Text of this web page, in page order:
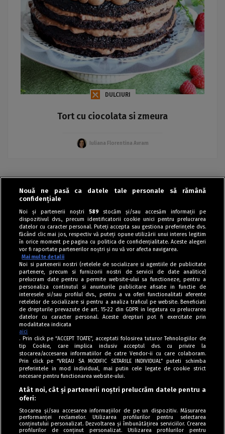
DULCIURI
Tort cu ciocolata si zmeura
Iuliana Florentina Avram
« ‹ › »
Tag index
Program Antena 1
Politica de cookies
Nouă ne pasă ca datele tale personale să rămână
confidențiale
Noi și partenerii noștri 589 stocăm și/sau accesăm informații pe
dispozitivul dvs., precum identificatorii cookie unici pentru prelucrarea
datelor cu caracter personal. Puteți accepta sau gestiona preferințele dvs.
făcând clic mai jos, respectiv vă puteți opune utilizării unui interes legitim
în orice moment pe pagina cu politica de confidențialitate. Aceste alegeri
vor fi raportate partenerilor noștri și nu vă vor afecta navigarea.
Mai multe detalii
Noi si partenerii nostri (retelele de socializare si agentiile de publicitate
partenere, precum si furnizorii nostri de servicii de date analitice)
prelucram date pentru a permite website-ului sa functioneze, pentru a
personaliza continutul si anunturile publicitare afisate in functie de
interesele si/sau profilul dvs., pentru a va oferi functionalitati aferente
retelelor de socializare si pentru a analiza traficul pe website. Beneficiati
de drepturile prevazute de art. 15-22 din GDPR in legatura cu prelucrarea
datelor cu caracter personal. Aceste drepturi pot fi exercitate prin
modalitatea indicata
aici
. Prin click pe “ACCEPT TOATE”, acceptati folosirea tuturor Tehnologiilor de
tip Cookie, care implica inclusiv acceptul dvs. cu privire la
stocarea/accesarea informatiilor de catre Vendor-ii cu care colaboram.
Prin click pe “VREAU SA MODIFIC SETARILE INDIVIDUAL” puteti schimba
preferintele in mod individual, mai putin cele legate de cookie strict
necesare pentru functionarea website-ului.
Atât noi, cât și partenerii noștri prelucrăm datele pentru a
oferi:
Stocarea și/sau accesarea informațiilor de pe un dispozitiv. Măsurarea
performanței reclamelor. Utilizarea profilurilor pentru selectarea
conținutului personalizat. Dezvoltarea și îmbunătățirea serviciilor. Crearea
profilurilor de conținut personalizat. Utilizarea profilurilor pentru